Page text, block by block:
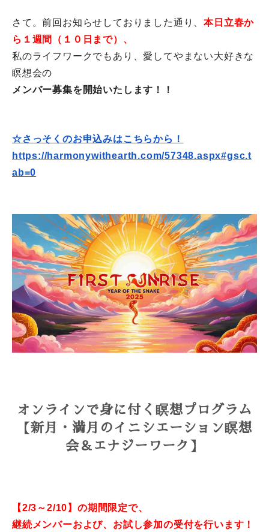
さて。前回お知らせしておりました通り、本日立春か
ら１週間（ １０日まで）、
私のライフワークでもあり、愛してやまない大好きな
瞑想会の
メンバー募集を開始いたします！！
☆さっそくのお申込みはこちらから！
https://harmonywithearth.com/57348.aspx#gsc.t
ab=0
オンラインで身に付く瞑想プログラム
【新月・満月のイニシエーション瞑想
会＆エナジーワーク】
【2/3～2/10】の期間限定で、
継続メンバーおよび、 お試し参加の受付を行います！